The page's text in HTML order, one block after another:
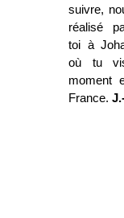
suivre,
réalisé
toi à
où tu
moment
France.